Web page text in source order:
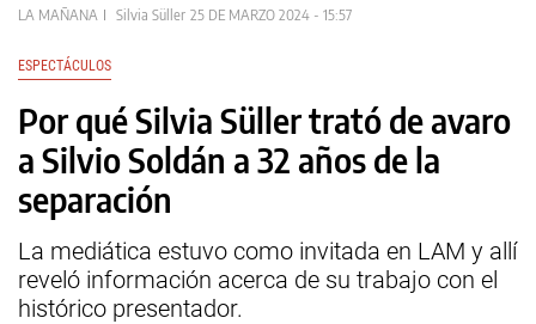
LA MAÑANA Silvia Süller 25 DE MARZO 2024 - 15:57
ESPECTÁCULOS
Por qué Silvia Süller trató de avaro
a Silvio Soldán a 32 años de la
separación
La mediática estuvo como invitada en LAM y allí
reveló información acerca de su trabajo con el
histórico presentador.